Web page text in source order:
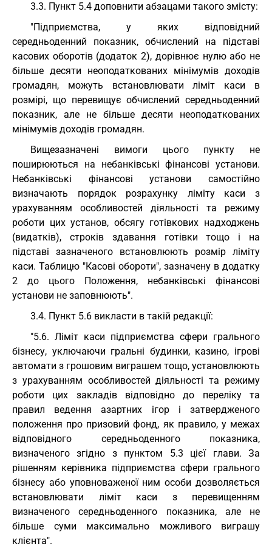
3.3. Пункт 5.4 доповнити абзацами такого змісту:
"Підприємства, у яких відповідний
середньоденний показник, обчислений на підставі
касових оборотів (додаток 2), дорівнює нулю або не
більше десяти неоподаткованих мінімумів доходів
громадян, можуть встановлювати ліміт каси в
розмірі, що перевищує обчислений середньоденний
показник, але не більше десяти неоподаткованих
мінімумів доходів громадян.
Вищезазначені вимоги цього пункту не
поширюються на небанківські фінансові установи.
Небанківські фінансові установи самостійно
визначають порядок розрахунку ліміту каси з
урахуванням особливостей діяльності та режиму
роботи цих установ, обсягу готівкових надходжень
(видатків), строків здавання готівки тощо і на
підставі зазначеного встановлюють розмір ліміту
каси. Таблицю "Касові обороти", зазначену в додатку
2 до цього Положення, небанківські фінансові
установи не заповнюють".
3.4. Пункт 5.6 викласти в такій редакції:
"5.6. Ліміт каси підприємства сфери грального
бізнесу, уключаючи гральні будинки, казино, ігрові
автомати з грошовим виграшем тощо, установлюють
з урахуванням особливостей діяльності та режиму
роботи цих закладів відповідно до переліку та
правил ведення азартних ігор і затвердженого
положення про призовий фонд, як правило, у межах
відповідного середньоденного показника,
визначеного згідно з пунктом 5.3 цієї глави. За
рішенням керівника підприємства сфери грального
бізнесу або уповноваженої ним особи дозволяється
встановлювати ліміт каси з перевищенням
визначеного середньоденного показника, але не
більше суми максимально можливого виграшу
клієнта".